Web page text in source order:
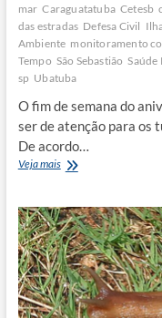
mar Caraguatatuba Cetesb
das estradas Defesa Civil
Ambiente monitoramento
Tempo São Sebastião Saúde
sp Ubatuba
O fim de semana do
ser de atenção para os
De acordo…
Veja maisLitoral
previsão
de
chuva
e
alerta
para
praias